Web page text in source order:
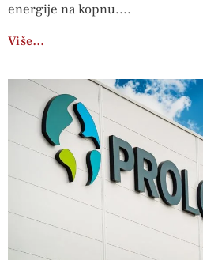
energije na kopnu.
Više…